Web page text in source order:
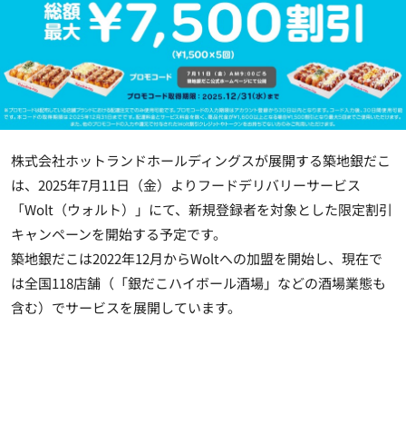
株式会社ホットランドホールディングスが展開する築地銀だこ
は、2025年7月11日（金）よりフードデリバリーサービス
「Wolt（ウォルト）」にて、新規登録者を対象とした限定割引
キャンペーンを開始する予定です。
築地銀だこは2022年12月からWoltへの加盟を開始し、現在で
は全国118店舗（「銀だこハイボール酒場」などの酒場業態も
含む）でサービスを展開しています。